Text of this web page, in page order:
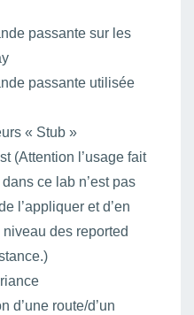
passante sur les
passante utilisée
« Stub »
(Attention l’usage fait
ce lab n’est pas
l’appliquer et d’en
des reported
d’une route/d’un